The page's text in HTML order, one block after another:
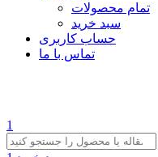
تمام محصولات
سبد خرید
حساب کاربری
تماس با ما
1